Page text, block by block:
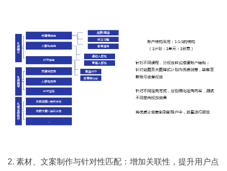
2. 素材、文案制作与针对性匹配：增加关联性，提升用户点